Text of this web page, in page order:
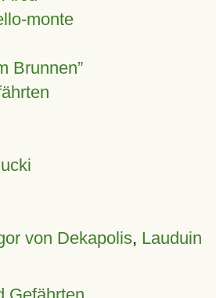
monte
Brunnen
von Dekapolis, Lauduin